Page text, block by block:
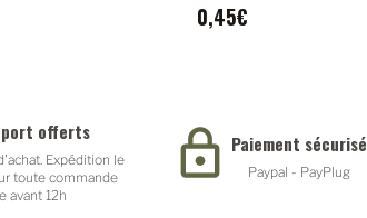
0,45€
port offerts
Expédition le
toute commande
avant 12h
Paiement sécurisé
Paypal - PayPlug